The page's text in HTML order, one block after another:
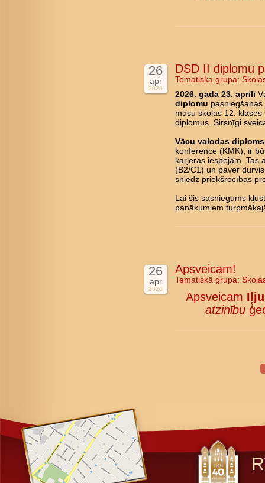
26
apr
2026
DSD II diplomu
Tematiskā grupa:
2026. gada 23. aprīlī
diplomu
mūsu skolas 12.
diplomus. Sirsnīgi
Vācu valodas
konference (KMK), ir
karjeras iespējām. Tas
(B2/C1) un paver
sniedz priekšrocības
Lai šis sasniegums
panākumiem
26
apr
2026
Apsveicam!
Tematiskā grupa:
Apsveicam
atzinību